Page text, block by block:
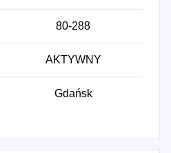
80-288
AKTYWNY
Gdańsk